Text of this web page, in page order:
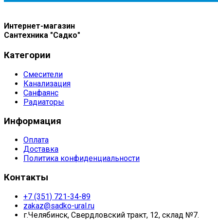
Интернет-магазин
Сантехника "Садко"
Категории
Смесители
Канализация
Санфаянс
Радиаторы
Информация
Оплата
Доставка
Политика конфиденциальности
Контакты
+7 (351) 721-34-89
zakaz@sadko-ural.ru
г.Челябинск, Свердловский тракт, 12, склад №7.